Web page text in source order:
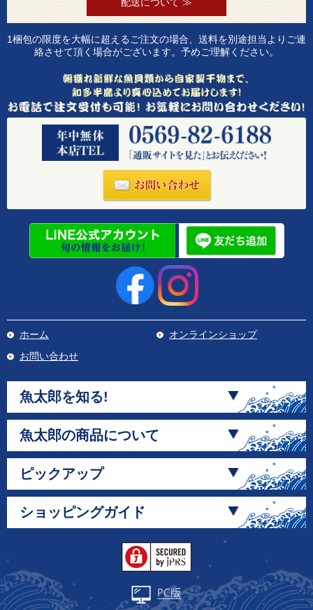
配送について ≫
1梱包の限度を大幅に超えるご注文の場合、送料を別途担当よりご連
絡させて頂く場合がございます。予めご理解ください。
ホーム
オンラインショップ
お問い合わせ
魚太郎を知る!
魚太郎の商品について
ピックアップ
ショッピングガイド